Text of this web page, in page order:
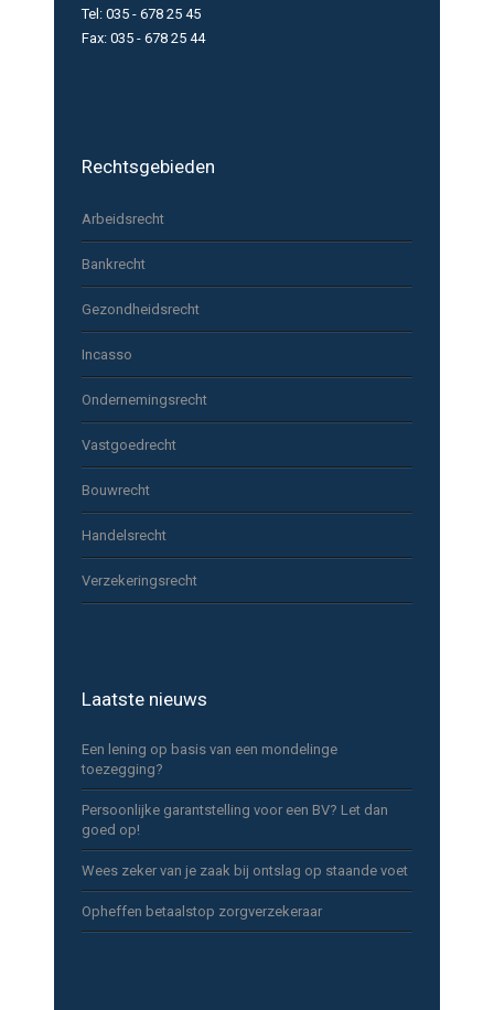
Tel: 035 - 678 25 45
Fax: 035 - 678 25 44
Rechtsgebieden
Arbeidsrecht
Bankrecht
Gezondheidsrecht
Incasso
Ondernemingsrecht
Vastgoedrecht
Bouwrecht
Handelsrecht
Verzekeringsrecht
Laatste nieuws
Een lening op basis van een mondelinge
toezegging?
Persoonlijke garantstelling voor een BV? Let dan
goed op!
Wees zeker van je zaak bij ontslag op staande voet
Opheffen betaalstop zorgverzekeraar